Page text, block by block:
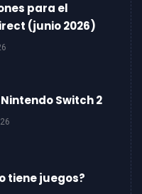
para el
(junio 2026)
Switch 2
tiene juegos?